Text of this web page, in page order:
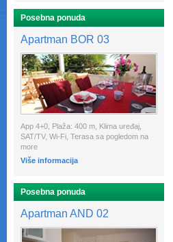
Posebna ponuda
Apartman BOR 03
App 4+0, Plaža: 400 m, Klima uređaj,
SAT/TV, Wi-Fi, Terasa sa pogledom na
more
Više informacija
Posebna ponuda
Apartman AND 02